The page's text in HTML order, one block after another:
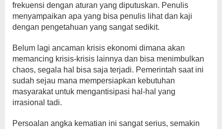
frekuensi dengan aturan yang diputuskan. Penulis
menyampaikan apa yang bisa penulis lihat dan kaji
dengan pengetahuan yang sangat sedikit.
Belum lagi ancaman krisis ekonomi dimana akan
memancing krisis-krisis lainnya dan bisa menimbulkan
chaos, segala hal bisa saja terjadi. Pemerintah saat ini
sudah sejau mana mempersiapkan kebutuhan
masyarakat untuk mengantisipasi hal-hal yang
irrasional tadi.
Persoalan angka kematian ini sangat serius, semakin